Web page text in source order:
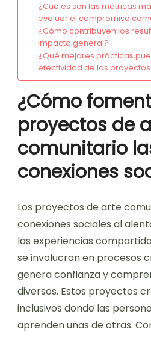
¿Cuáles son las métricas
evaluar el compromiso
¿Cómo contribuyen los
impacto general?
¿Qué mejores prácticas
efectividad de los
¿Cómo
proyectos de
comunitario
conexiones
Los proyectos de arte
conexiones sociales al
las experiencias
se involucran en procesos
genera confianza y
diversos. Estos proyectos
inclusivos donde las
aprenden unas de otras.